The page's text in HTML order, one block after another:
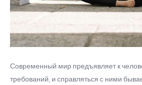
Современный мир предъявляет к
требований, и справляться с ними